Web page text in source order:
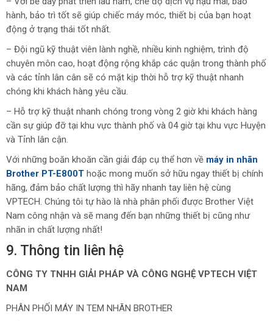
hành, bảo trì tốt sẽ giúp chiếc máy móc, thiết bị của bạn hoạt
động ở trạng thái tốt nhất.
– Đội ngũ kỹ thuật viên lành nghề, nhiều kinh nghiệm, trình độ
chuyên môn cao, hoạt động rộng khắp các quận trong thành phố
và các tỉnh lân cân sẽ có mặt kịp thời hỗ trợ kỹ thuật nhanh
chóng khi khách hàng yêu cầu.
– Hỗ trợ kỹ thuật nhanh chóng trong vòng 2 giờ khi khách hàng
cần sự giúp đỡ tại khu vực thành phố và 04 giờ tại khu vực Huyện
và Tỉnh lân cận.
Với những boăn khoăn cần giải đáp cụ thể hơn về máy in nhãn
Brother PT-E800T hoặc mong muốn sở hữu ngay thiết bị chính
hãng, đảm bảo chất lượng thì hãy nhanh tay liên hệ cùng
VPTECH. Chúng tôi tự hào là nhà phân phối được Brother Việt
Nam công nhận và sẽ mang đến bạn những thiết bị cũng như
nhãn in chất lượng nhất!
9. Thông tin liên hệ
CÔNG TY TNHH GIẢI PHÁP VÀ CÔNG NGHỆ VPTECH VIỆT
NAM
PHÂN PHỐI MÁY IN TEM NHÃN BROTHER